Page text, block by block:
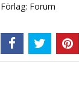
Förlag: Forum